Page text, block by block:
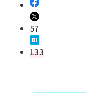
57
133